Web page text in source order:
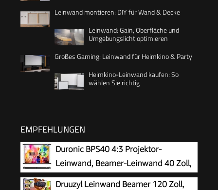
Leinwand montieren: DIY für Wand & Decke
Leinwand: Gain, Oberfläche und
Umgebungslicht optimieren
Großes Gaming: Leinwand für Heimkino & Party
Heimkino-Leinwand kaufen: So
wählen Sie richtig
EMPFEHLUNGEN
Duronic BPS40 4:3 Projektor-
Leinwand, Beamer-Leinwand 40 Zoll,
Heimkino
Druuzyl Leinwand Beamer 120 Zoll,